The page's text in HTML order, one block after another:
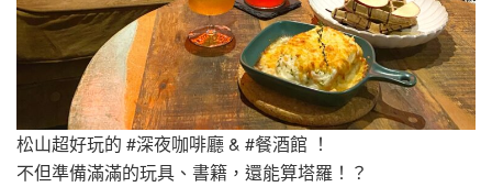
松山超好玩的 #深夜咖啡廳 & #餐酒館 ！
不但準備滿滿的玩具、書籍，還能算塔羅！？